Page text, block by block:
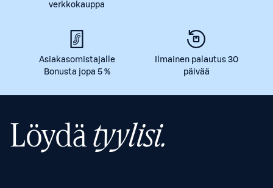
verkkokauppa
Asiakasomistajalle
Bonusta jopa 5 %
Ilmainen palautus 30
päivää
Löydätyylisi.